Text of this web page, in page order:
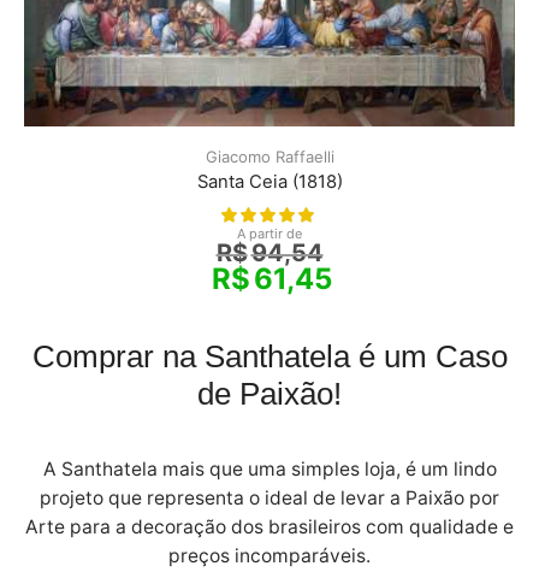
Giacomo Raffaelli
Santa Ceia (1818)
A partir de
R$94,54
R$61,45
Comprar na Santhatela é um Caso
de Paixão!
A Santhatela mais que uma simples loja, é um lindo
projeto que representa o ideal de levar a Paixão por
Arte para a decoração dos brasileiros com qualidade e
preços incomparáveis.